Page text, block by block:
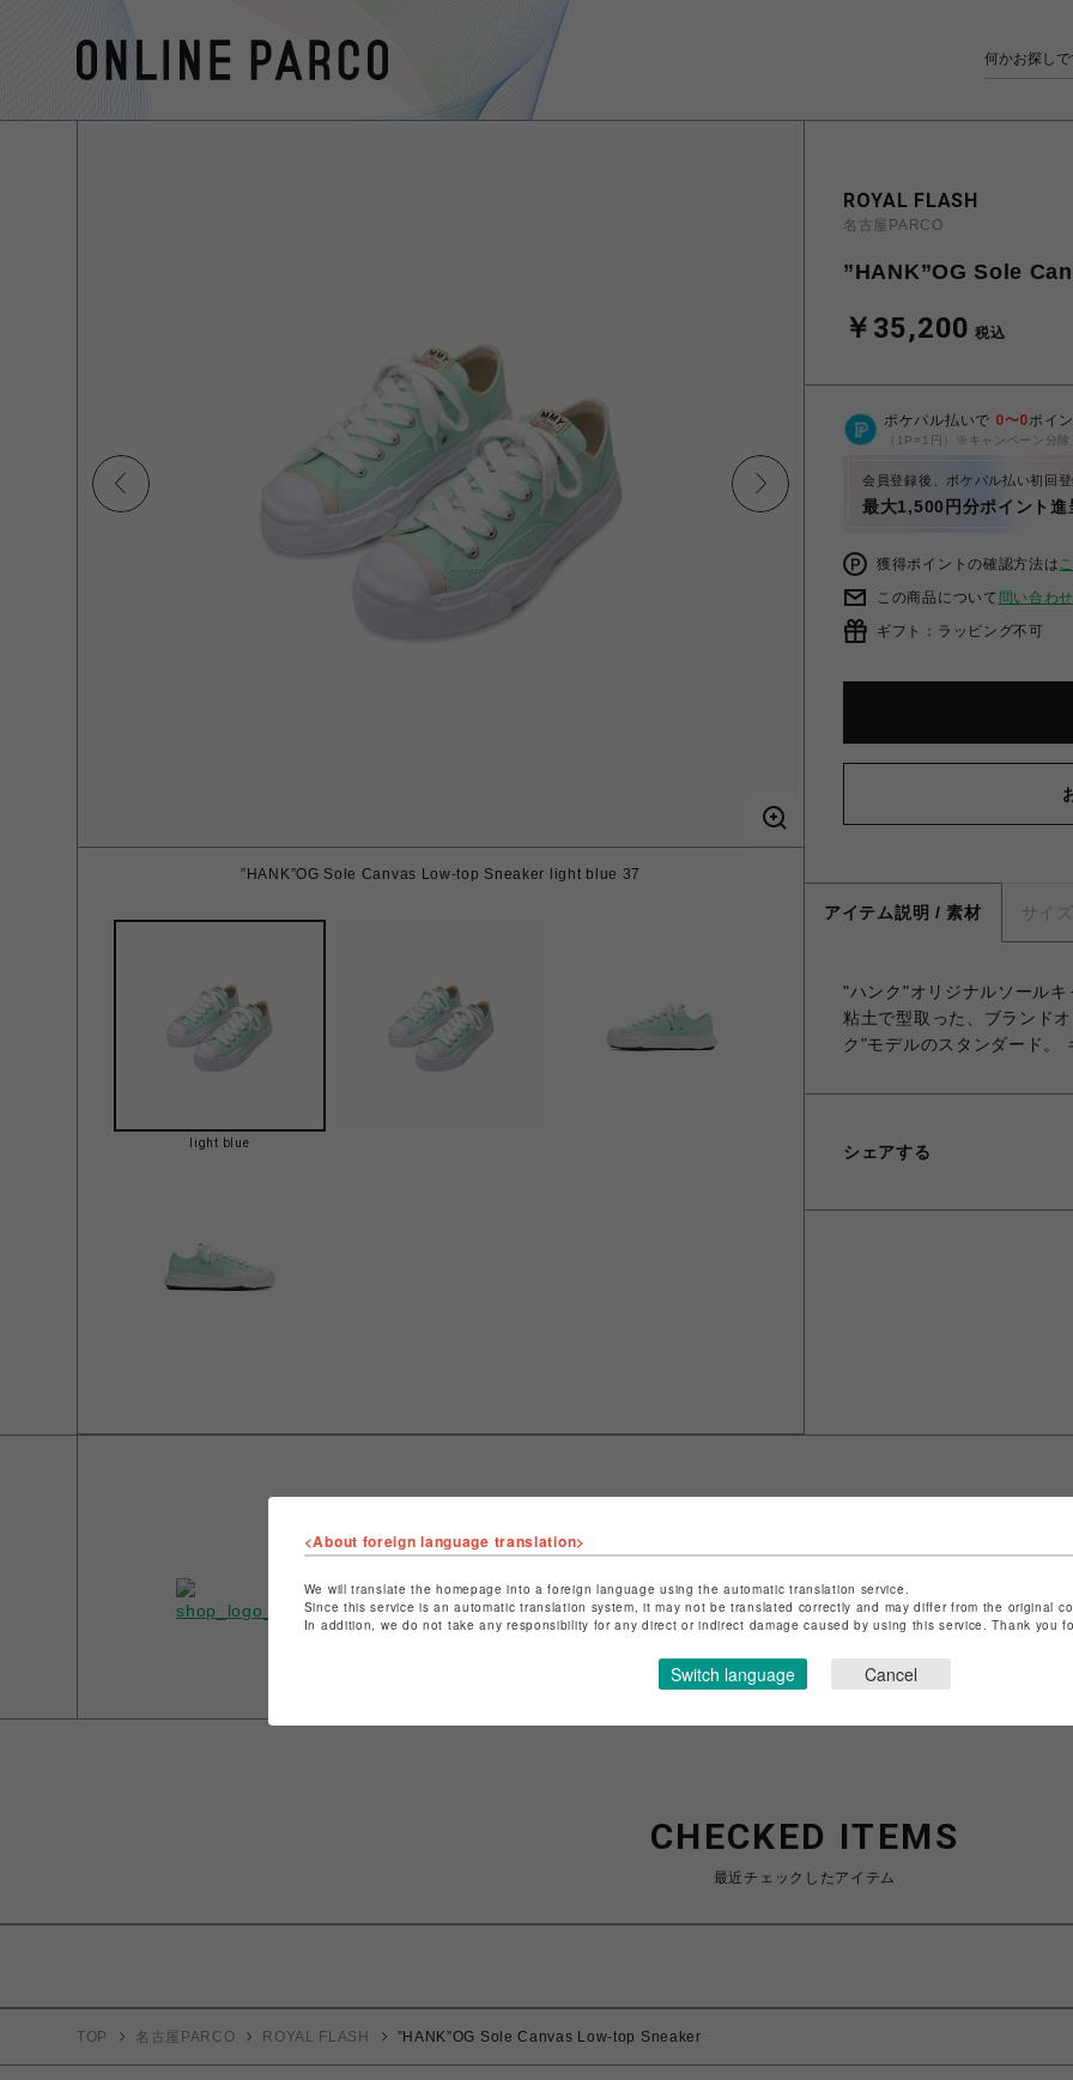
”HANK”OG Sole Canvas Low-top Sneaker light blue 37
light blue
ROYAL FLASH
名古屋PARCO
”HANK”OG Sole
￥35,200 税込
ポケパル払いで 0〜0ポイ
（1P=1円）※キャンペーン分除
会員登録後、ポケパル払い初回
最大1,500円分ポイント進
獲得ポイントの確認方法は
この商品について 問い合わ
ギフト：ラッピング不可
アイテム説明 / 素材 サイズ
"ハンク"オリジナルソール
粘土で型取った、ブランド
ク"モデルのスタンダード。
シェアする
ショップ名
特定商取引法など法令に基づく表記はこちら
ショップお問い合わせはこちら
CHECKED ITEMS
最近チェックしたアイテム
TOP 名古屋PARCO ROYAL FLASH ”HANK”OG Sole Canvas Low-top Sneaker
<About foreign language translation>
We will translate the homepage into a foreign language using the automatic translation service.
Since this service is an automatic translation system, it may not be translated correctly and may differ from the original
In addition, we do not take any responsibility for any direct or indirect damage caused by using this service. Thank you
Switch language Cancel